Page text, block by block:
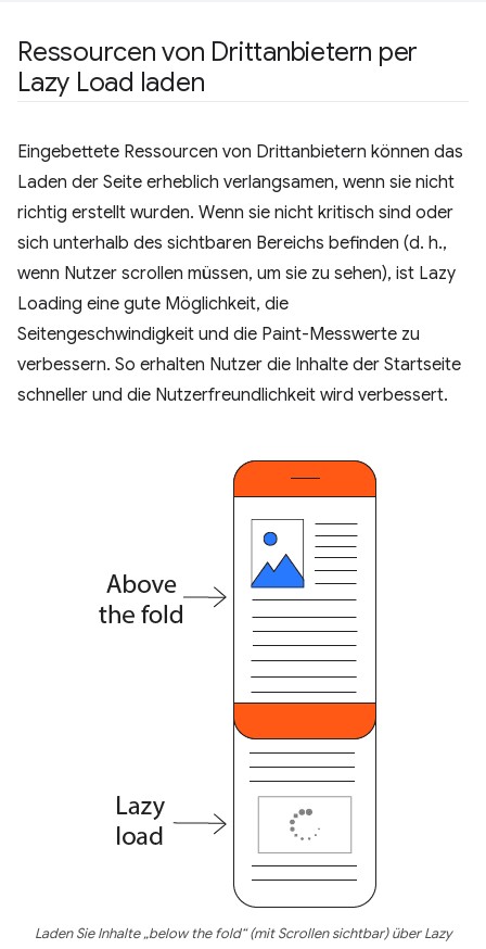
Ressourcen von Drittanbietern per
Lazy Load laden
Eingebettete Ressourcen von Drittanbietern können das
Laden der Seite erheblich verlangsamen, wenn sie nicht
richtig erstellt wurden. Wenn sie nicht kritisch sind oder
sich unterhalb des sichtbaren Bereichs befinden (d. h.,
wenn Nutzer scrollen müssen, um sie zu sehen), ist Lazy
Loading eine gute Möglichkeit, die
Seitengeschwindigkeit und die Paint-Messwerte zu
verbessern. So erhalten Nutzer die Inhalte der Startseite
schneller und die Nutzerfreundlichkeit wird verbessert.
Laden Sie Inhalte „below the fold“ (mit Scrollen sichtbar) über Lazy